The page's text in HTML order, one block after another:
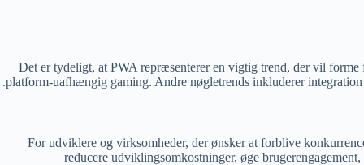
Det er tydeligt, at PWA repræsenterer en vigtig trend, der vil
platform-uafhængig gaming. Andre nøgletrends inkluderer
For udviklere og virksomheder, der ønsker at forblive
reducere udviklingsomkostninger, øge